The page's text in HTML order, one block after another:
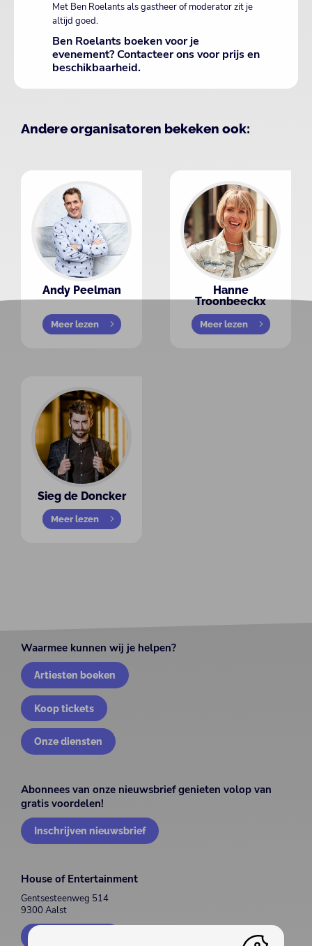
Met Ben Roelants als gastheer of moderator zit je
altijd goed.
Ben Roelants boeken voor je
evenement? Contacteer ons voor prijs en
beschikbaarheid.
Andere organisatoren bekeken ook:
Andy Peelman
Meer lezen
Hanne
Troonbeeckx
Meer lezen
Sieg de Doncker
Meer lezen
Waarmee kunnen wij je helpen?
Artiesten boeken
Koop tickets
Onze diensten
Abonnees van onze nieuwsbrief genieten volop van
gratis voordelen!
Inschrijven nieuwsbrief
House of Entertainment
Gentsesteenweg 514
9300 Aalst